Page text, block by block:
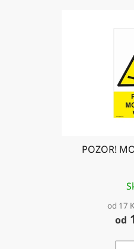
POZOR!
od 17
od